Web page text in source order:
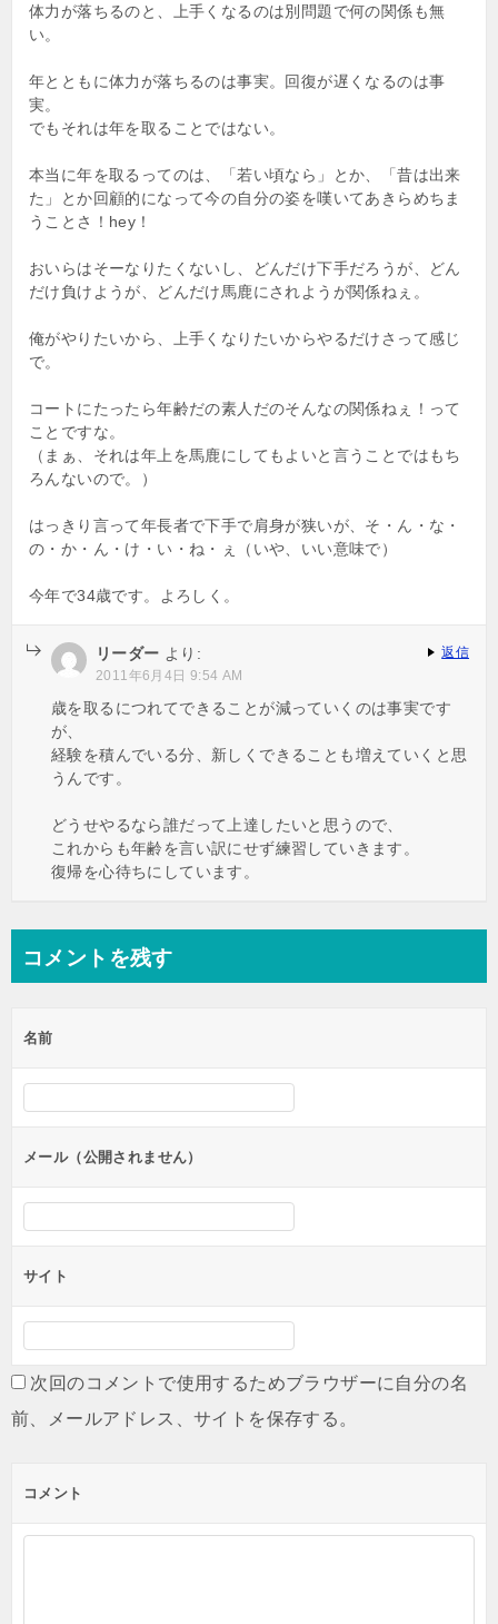
体力が落ちるのと、上手くなるのは別問題で何の関係も無
い。
年とともに体力が落ちるのは事実。回復が遅くなるのは事
実。
でもそれは年を取ることではない。
本当に年を取るってのは、「若い頃なら」とか、「昔は出来
た」とか回顧的になって今の自分の姿を嘆いてあきらめちま
うことさ！hey！
おいらはそーなりたくないし、どんだけ下手だろうが、どん
だけ負けようが、どんだけ馬鹿にされようが関係ねぇ。
俺がやりたいから、上手くなりたいからやるだけさって感じ
で。
コートにたったら年齢だの素人だのそんなの関係ねぇ！って
ことですな。
（まぁ、それは年上を馬鹿にしてもよいと言うことではもち
ろんないので。）
はっきり言って年長者で下手で肩身が狭いが、そ・ん・な・
の・か・ん・け・い・ね・ぇ（いや、いい意味で）
今年で34歳です。よろしく。
リーダー より:
2011年6月4日 9:54 AM
歳を取るにつれてできることが減っていくのは事実です
が、
経験を積んでいる分、新しくできることも増えていくと思
うんです。
どうせやるなら誰だって上達したいと思うので、
これからも年齢を言い訳にせず練習していきます。
復帰を心待ちにしています。
返信
コメントを残す
名前
メール（公開されません）
サイト
次回のコメントで使用するためブラウザーに自分の名
前、メールアドレス、サイトを保存する。
コメント